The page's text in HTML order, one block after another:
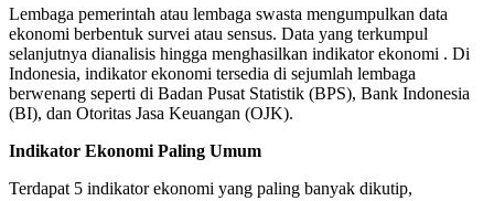
Lembaga pemerintah atau lembaga swasta mengumpulkan data
ekonomi berbentuk survei atau sensus. Data yang terkumpul
selanjutnya dianalisis hingga menghasilkan indikator ekonomi . Di
Indonesia, indikator ekonomi tersedia di sejumlah lembaga
berwenang seperti di Badan Pusat Statistik (BPS), Bank Indonesia
(BI), dan Otoritas Jasa Keuangan (OJK).
Indikator Ekonomi Paling Umum
Terdapat 5 indikator ekonomi yang paling banyak dikutip,